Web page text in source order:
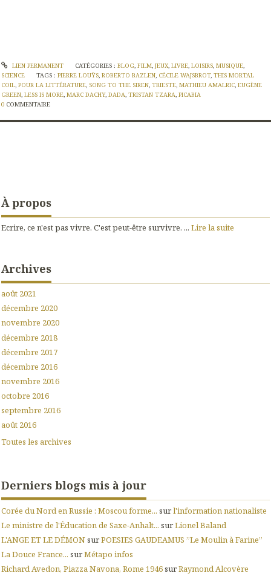
LIEN PERMANENT CATÉGORIES : BLOG, FILM, JEUX, LIVRE, LOISIRS, MUSIQUE,
SCIENCE
TAGS :PIERRE LOUŸS,ROBERTO BAZLEN, CÉCILE WAJSBROT,THIS MORTAL
COIL, POUR LA LITTÉRATURE, SONG TO THE SIREN, TRIESTE, MATHIEU AMALRIC, EUGÈNE
GREEN, LESS IS MORE, MARC DACHY, DADA, TRISTAN TZARA, PICABIA
0 COMMENTAIRE
À propos
Ecrire, ce n'est pas vivre. C'est peut-être survivre. ... Lire la suite
Archives
août 2021
décembre 2020
novembre 2020
décembre 2018
décembre 2017
décembre 2016
novembre 2016
octobre 2016
septembre 2016
août 2016
Toutes les archives
Derniers blogs mis à jour
Corée du Nord en Russie : Moscou forme... surl'information nationaliste
Le ministre de l'Éducation de Saxe-Anhalt... surLionel Baland
L'ANGE ET LE DÉMONsurPOESIES GAUDEAMUS ”Le Moulin à Farine”
La Douce France... surMétapo infos
Richard Avedon, Piazza Navona, Rome 1946surRaymond Alcovère